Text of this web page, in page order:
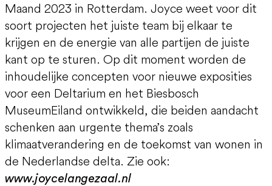
Maand 2023 in Rotterdam. Joyce weet voor dit
soort projecten het juiste team bij elkaar te
krijgen en de energie van alle partijen de juiste
kant op te sturen. Op dit moment worden de
inhoudelijke concepten voor nieuwe exposities
voor een Deltarium en het Biesbosch
MuseumEiland ontwikkeld, die beiden aandacht
schenken aan urgente thema’s zoals
klimaatverandering en de toekomst van wonen in
de Nederlandse delta. Zie ook:
www.joycelangezaal.nl